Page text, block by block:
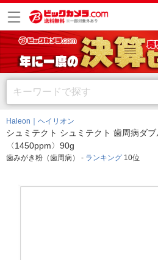
Haleon｜ヘイリオン
シュミテクト シュミテクト 歯周病ダ
〈1450ppm〉90g
歯みがき粉（歯周病） - ランキング 10位